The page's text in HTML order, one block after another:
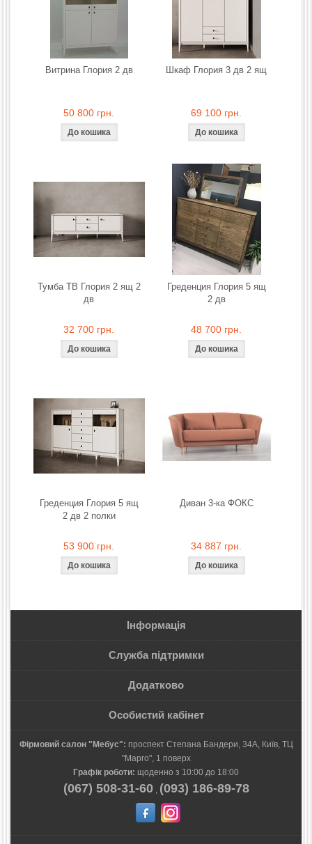
Витрина Глория 2 дв
50 800 грн.
Шкаф Глория 3 дв 2 ящ
69 100 грн.
Тумба ТВ Глория 2 ящ 2
дв
32 700 грн.
Греденция Глория 5 ящ
2 дв
48 700 грн.
Греденция Глория 5 ящ
2 дв 2 полки
53 900 грн.
Диван 3-ка ФОКС
34 887 грн.
Інформація
Служба підтримки
Додатково
Особистий кабінет
Фірмовий салон "Мебус": проспект Степана Бандери, 34А, Київ, ТЦ
"Марго", 1 поверх
Графік роботи: щоденно з 10:00 до 18:00
(067) 508-31-60, (093) 186-89-78